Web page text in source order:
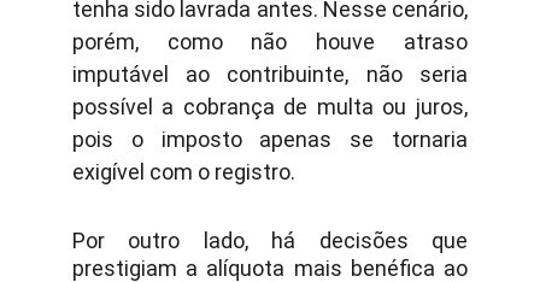
tenha sido lavrada antes. Nesse cenário,
porém, como não houve atraso
imputável ao contribuinte, não seria
possível a cobrança de multa ou juros,
pois o imposto apenas se tornaria
exigível com o registro.
Por outro lado, há decisões que
prestigiam a alíquota mais benéfica ao